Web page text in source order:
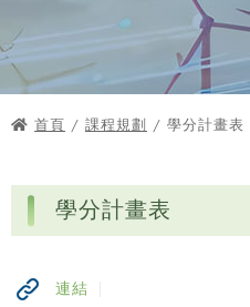
首頁 / 課程規劃 / 學分計畫表
學分計畫表
連結